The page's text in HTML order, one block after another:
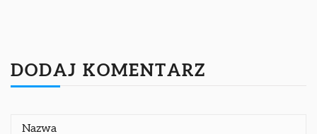
DODAJ KOMENTARZ